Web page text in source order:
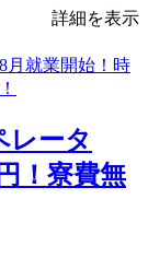
詳細を表示
レータ
！寮費無